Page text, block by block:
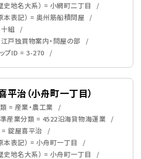
史地名大系） = 小網町二丁目
本表記） = 奥州筋船積問屋
組
戸独買物案内・問屋の部
プID = 3-270
平治（小舟町一丁目）
= 産業・農工業
産業分類 = 4522沿海貨物海運業
錠屋喜平治
本表記） = 小舟町一丁目
史地名大系） = 小舟町一丁目